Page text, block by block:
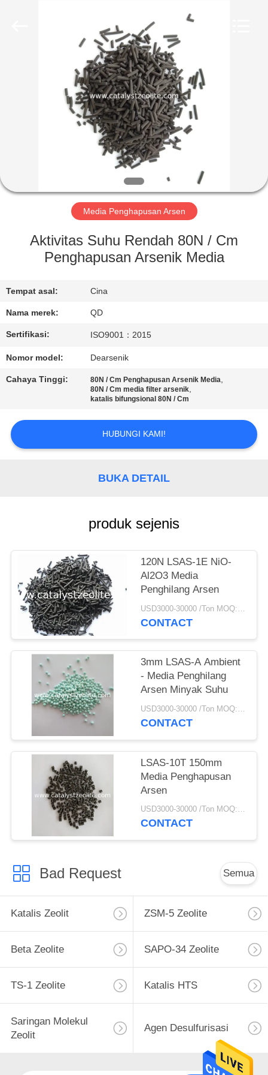
PRODUK
TUR
KONTROL
HUBUNGI
KAMI
SITEMAP
Media Penghapusan Arsen
Aktivitas Suhu Rendah 80N / Cm
Penghapusan Arsenik Media
Tempat asal: Cina
Nama merek: QD
Sertifikasi: ISO9001：2015
Nomor model: Dearsenik
Cahaya Tinggi: 80N / Cm Penghapusan Arsenik Media,
80N / Cm media filter arsenik,
katalis bifungsional 80N / Cm
HUBUNGI KAMI!
BUKA DETAIL
produk sejenis
120N LSAS-1E NiO-
Al2O3 Media
Penghilang Arsen
USD3000-30000 /Ton MOQ:1 KG
CONTACT
3mm LSAS-A Ambient
- Media Penghilang
Arsen Minyak Suhu
USD3000-30000 /Ton MOQ:1 KG
CONTACT
LSAS-10T 150mm
Media Penghapusan
Arsen
USD3000-30000 /Ton MOQ:1 KG
CONTACT
Bad Request Semua
Katalis Zeolit ZSM-5 Zeolite
Beta Zeolite SAPO-34 Zeolite
TS-1 Zeolite Katalis HTS
Saringan Molekul
Zeolit
Agen Desulfurisasi